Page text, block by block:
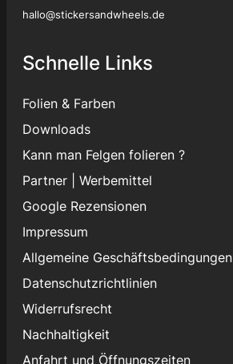
hallo@stickersandwheels.de
Schnelle Links
Folien & Farben
Downloads
Kann man Felgen folieren ?
Partner
Werbemittel
Google Rezensionen
Impressum
Allgemeine Geschäftsbedingungen
Datenschutzrichtlinien
Widerrufsrecht
Nachhaltigkeit
Anfahrt und Öffnungszeiten